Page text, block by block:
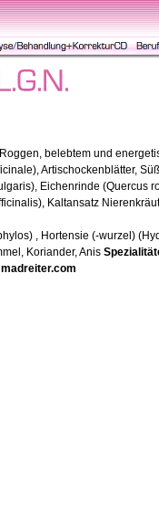
belebtem und
Artischockenblätter,
Eichenrinde (Quercus
Kaltansatz
, Hortensie (-wurzel)
Koriander, Anis